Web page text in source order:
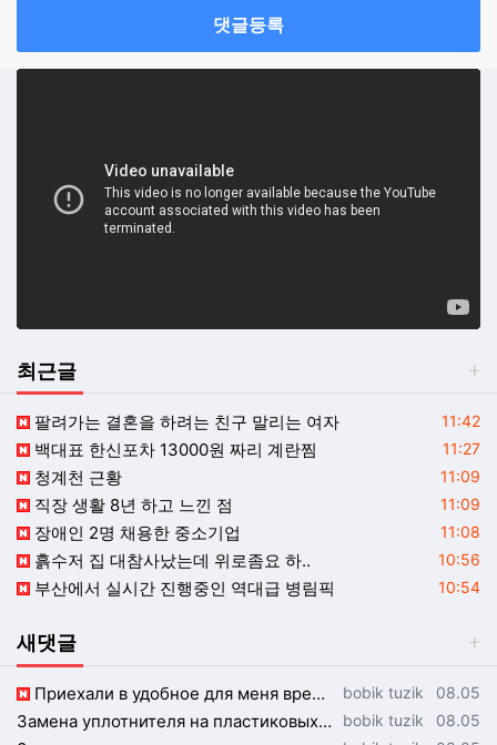
댓글등록
최근글
등록일
11:42
팔려가는 결혼을 하려는 친구 말리는 여자
등록일
11:27
백대표 한신포차 13000원 짜리 계란찜
등록일
11:09
청계천 근황
등록일
11:09
직장 생활 8년 하고 느낀 점
등록일
11:08
장애인 2명 채용한 중소기업
등록일
10:56
흙수저 집 대참사났는데 위로좀요 하..
등록일
10:54
부산에서 실시간 진행중인 역대급 병림픽
새댓글
등록자
bobik tuzik 등록일
08.05
Приехали в удобное для меня время после работы, спасибо за гибкость. http://210.…
등록자
bobik tuzik 등록일
08.05
Замена уплотнителя на пластиковых окнах — лучшая альтернатива дорогому ремонту. …